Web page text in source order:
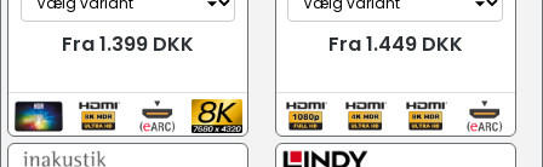
Fra 1.399 DKK Fra 1.449 DKK